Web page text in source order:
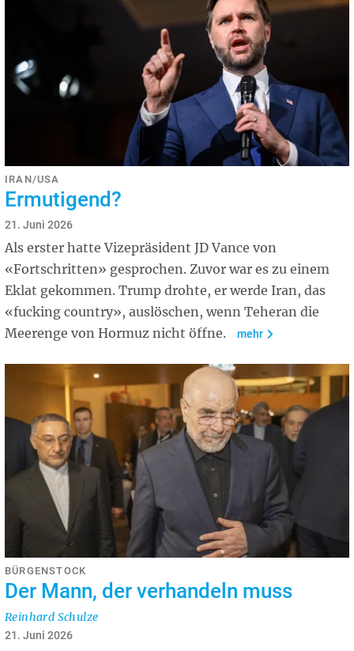
IRAN/USA
Ermutigend?
21. Juni 2026
Als erster hatte Vizepräsident JD Vance von
«Fortschritten» gesprochen. Zuvor war es zu einem
Eklat gekommen. Trump drohte, er werde Iran, das
«fucking country», auslöschen, wenn Teheran die
Meerenge von Hormuz nicht öffne.
mehr
BÜRGENSTOCK
Der Mann, der verhandeln muss
Reinhard Schulze
21. Juni 2026